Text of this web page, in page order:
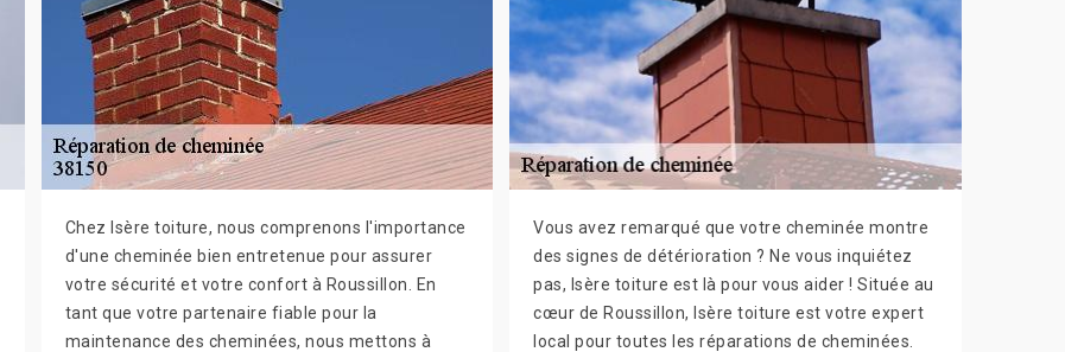
Chez Isère toiture, nous comprenons l'importance
d'une cheminée bien entretenue pour assurer
votre sécurité et votre confort à Roussillon. En
tant que votre partenaire fiable pour la
maintenance des cheminées, nous mettons à
Vous avez remarqué que votre cheminée montre
des signes de détérioration ? Ne vous inquiétez
pas, Isère toiture est là pour vous aider ! Située au
cœur de Roussillon, Isère toiture est votre expert
local pour toutes les réparations de cheminées.